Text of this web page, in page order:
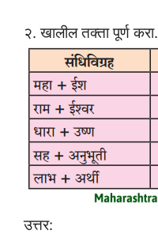
२. खालील तक्ता पूर्ण करा.
उत्तर: